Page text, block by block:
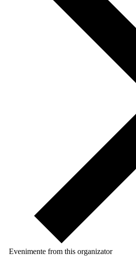
Evenimente from this organizator